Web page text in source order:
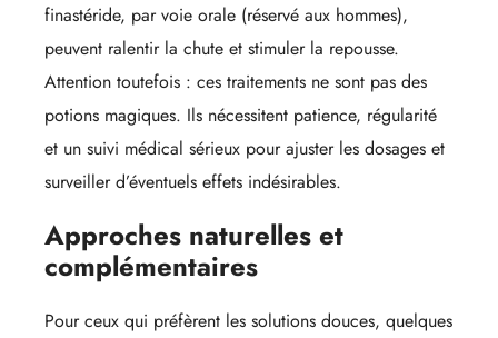
finastéride, par voie orale (réservé aux hommes),
peuvent ralentir la chute et stimuler la repousse.
Attention toutefois : ces traitements ne sont pas des
potions magiques. Ils nécessitent patience, régularité
et un suivi médical sérieux pour ajuster les dosages et
surveiller d’éventuels effets indésirables.
Approches naturelles et
complémentaires
Pour ceux qui préfèrent les solutions douces, quelques